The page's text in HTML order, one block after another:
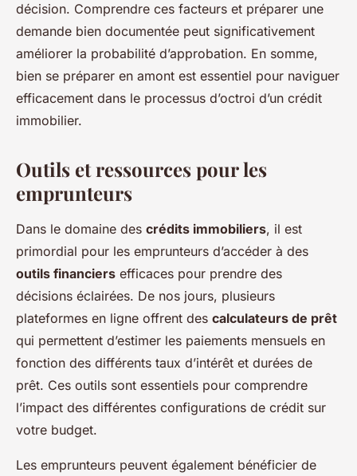
décision. Comprendre ces facteurs et préparer une
demande bien documentée peut significativement
améliorer la probabilité d’approbation. En somme,
bien se préparer en amont est essentiel pour naviguer
efficacement dans le processus d’octroi d’un crédit
immobilier.
Outils et ressources pour les
emprunteurs
Dans le domaine des crédits immobiliers, il est
primordial pour les emprunteurs d’accéder à des
outils financiers efficaces pour prendre des
décisions éclairées. De nos jours, plusieurs
plateformes en ligne offrent des calculateurs de prêt
qui permettent d’estimer les paiements mensuels en
fonction des différents taux d’intérêt et durées de
prêt. Ces outils sont essentiels pour comprendre
l’impact des différentes configurations de crédit sur
votre budget.
Les emprunteurs peuvent également bénéficier de